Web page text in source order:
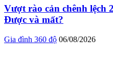
Vượt rào cản chênh lệch
Được và mất?
Gia đình 360 độ 06/08/2026